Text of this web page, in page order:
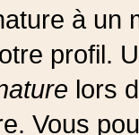
à un
profil.
lors
Vous